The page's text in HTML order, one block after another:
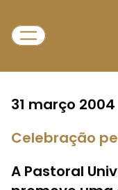
31 março 2004
Celebração
A Pastoral